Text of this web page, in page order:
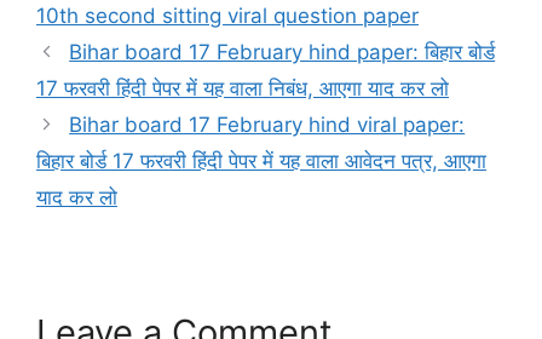
10th second sitting viral question paper
Bihar board 17 February hind paper: बिहार बोर्ड
17 फरवरी हिंदी पेपर में यह वाला निबंध, आएगा याद कर लो
Bihar board 17 February hind viral paper:
बिहार बोर्ड 17 फरवरी हिंदी पेपर में यह वाला आवेदन पत्र, आएगा
याद कर लो